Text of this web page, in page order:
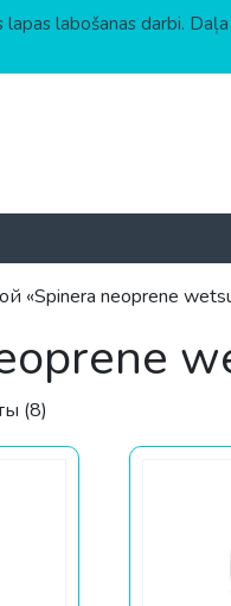
labošanas darbi.
«Spinera neoprene
(8)